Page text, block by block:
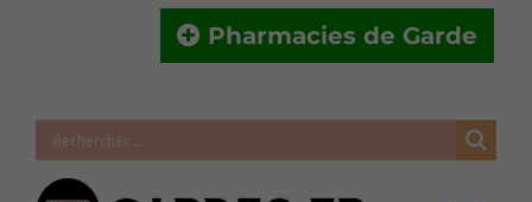
Pharmacies de Garde